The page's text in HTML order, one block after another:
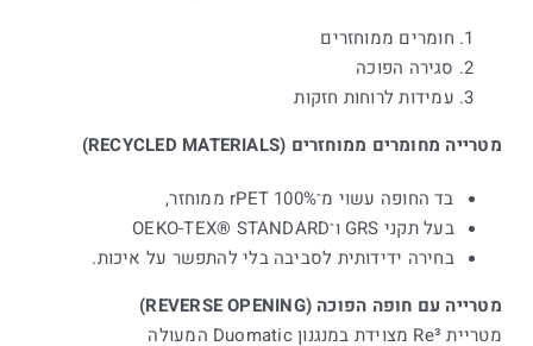
חומרים ממוחזרים
סגירה הפוכה
עמידות לרוחות חזקות
מטרייה מחומרים ממוחזרים (RECYCLED MATERIALS)
בד החופה עשוי מ־100% rPET ממוחזר,
בעל תקני GRS ו־OEKO-TEX® STANDARD
בחירה ידידותית לסביבה בלי להתפשר על איכות.
מטרייה עם חופה הפוכה (REVERSE OPENING)
מטריית Re³ מצוידת במנגנון Duomatic המעולה